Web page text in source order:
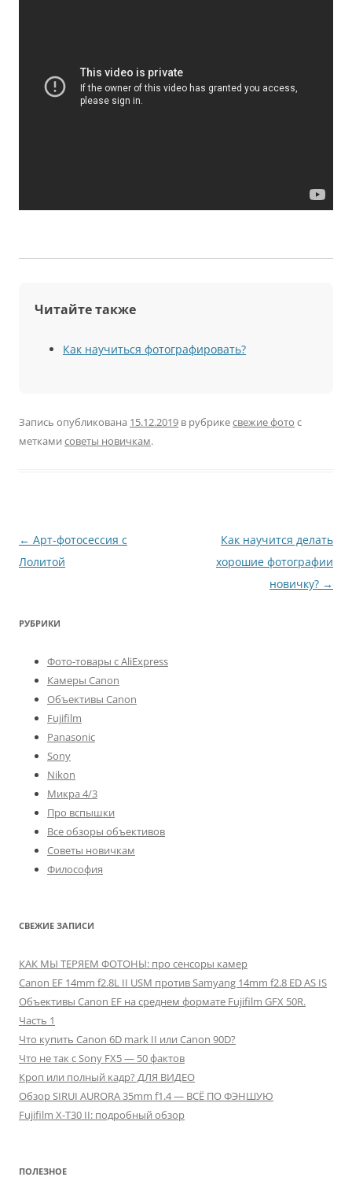
Читайте также
Как научиться фотографировать?
Запись опубликована 15.12.2019 в рубрикесвежие фото с
метками советы новичкам.
Навигация
по
← Арт-фотосессия с
Лолитой
Как научится делать
хорошие фотографии
новичку? →
РУБРИКИ
Фото-товары с AliExpress
Камеры Canon
Объективы Canon
Fujifilm
Panasonic
Sony
Nikon
Микра 4/3
Про вспышки
Все обзоры объективов
Советы новичкам
Философия
СВЕЖИЕ ЗАПИСИ
КАК МЫ ТЕРЯЕМ ФОТОНЫ: про сенсоры камер
Canon EF 14mm f2.8L II USM против Samyang 14mm f2.8 ED AS IS
Объективы Canon EF на среднем формате Fujifilm GFX 50R.
Часть 1
Что купить Canon 6D mark II или Canon 90D?
Что не так с Sony FX5 — 50 фактов
Кроп или полный кадр? ДЛЯ ВИДЕО
Обзор SIRUI AURORA 35mm f1.4 — ВСЁ ПО ФЭНШУЮ
Fujifilm X-T30 II: подробный обзор
ПОЛЕЗНОЕ